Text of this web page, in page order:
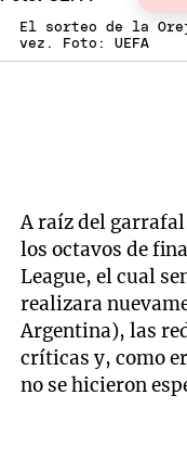
El sorteo de la
vez. Foto: UEFA
A raíz del
los octavos de
League, el cual
realizara
Argentina), las
críticas y, como
no se hicieron